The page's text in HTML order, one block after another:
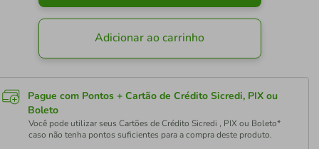
Adicionar ao carrinho
Pague com Pontos + Cartão de Crédito Sicredi, PIX ou
Boleto
Você pode utilizar seus Cartões de Crédito Sicredi , PIX ou Boleto*
caso não tenha pontos suficientes para a compra deste produto.